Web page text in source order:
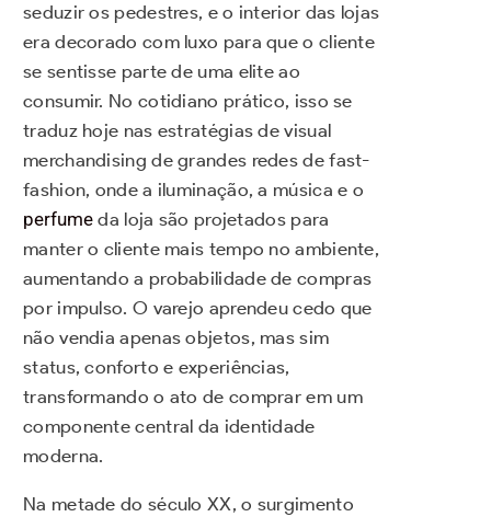
seduzir os pedestres, e o interior das lojas
era decorado com luxo para que o cliente
se sentisse parte de uma elite ao
consumir. No cotidiano prático, isso se
traduz hoje nas estratégias de visual
merchandising de grandes redes de fast-
fashion, onde a iluminação, a música e o
perfume da loja são projetados para
manter o cliente mais tempo no ambiente,
aumentando a probabilidade de compras
por impulso. O varejo aprendeu cedo que
não vendia apenas objetos, mas sim
status, conforto e experiências,
transformando o ato de comprar em um
componente central da identidade
moderna.
Na metade do século XX, o surgimento